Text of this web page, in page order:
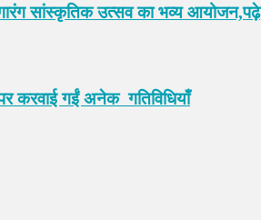
सांस्कृतिक उत्सव का भव्य आयोजन,पढ़े
करवाई गईं अनेक गतिविधियाँ